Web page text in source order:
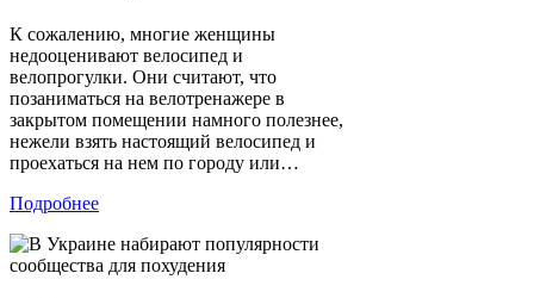
К сожалению, многие женщины
недооценивают велосипед и
велопрогулки. Они считают, что
позаниматься на велотренажере в
закрытом помещении намного полезнее,
нежели взять настоящий велосипед и
проехаться на нем по городу или…
Подробнее